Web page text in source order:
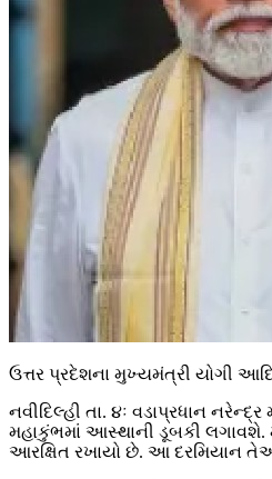
ઉત્તર પ્રદેશના મુખ્યમંત્રી યોગી
નવીદિલ્હી તા. ૪ઃ વડાપ્રધાન
મહાકુંભમાં આસ્થાની ડૂબકી લગાવશે.
આરક્ષિત રખાયો છે. આ દરમિયાન